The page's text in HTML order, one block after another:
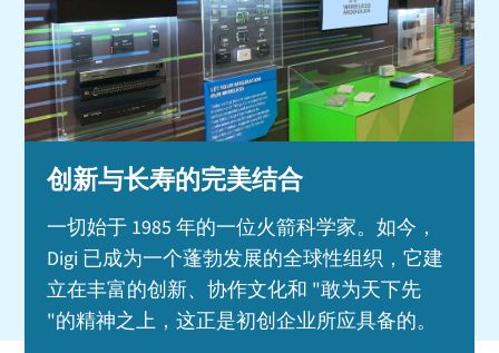
创新与长寿的完美结合
一切始于 1985 年的一位火箭科学家。如今，
Digi 已成为一个蓬勃发展的全球性组织，它建
立在丰富的创新、协作文化和 "敢为天下先
"的精神之上，这正是初创企业所应具备的。